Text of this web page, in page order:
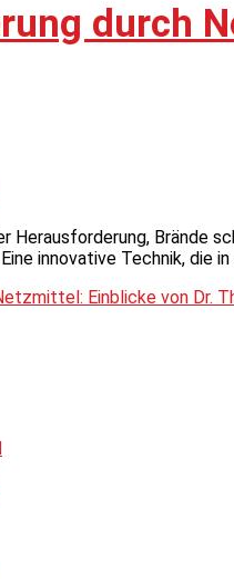
durch
Herausforderung, Brände
innovative Technik, die
Einblicke von Dr.